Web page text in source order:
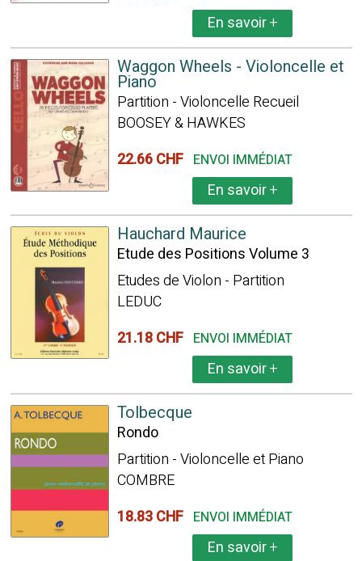
En savoir+
Waggon Wheels - Violoncelle et
Piano
Partition - Violoncelle Recueil
BOOSEY & HAWKES
22.66 CHF ENVOI IMMÉDIAT
En savoir+
Hauchard Maurice
Etude des Positions Volume 3
Etudes de Violon - Partition
LEDUC
21.18 CHF ENVOI IMMÉDIAT
En savoir+
Tolbecque
Rondo
Partition - Violoncelle et Piano
COMBRE
18.83 CHF ENVOI IMMÉDIAT
En savoir+